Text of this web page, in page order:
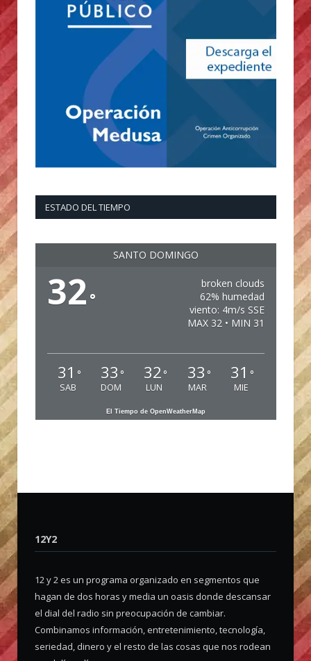
ESTADO DEL TIEMPO
SANTO DOMINGO
32 °
broken clouds
62% humedad
viento: 4m/s SSE
MAX 32 • MIN 31
31 °
SAB
33 °
DOM
32 °
LUN
33 °
MAR
31 °
MIE
El Tiempo de OpenWeatherMap
12Y2
12 y 2 es un programa organizado en segmentos que
hagan de dos horas y media un oasis donde descansar
el dial del radio sin preocupación de cambiar.
Combinamos información, entretenimiento, tecnología,
seriedad, dinero y el resto de las cosas que nos rodean